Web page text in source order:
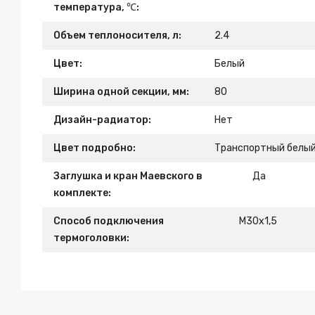
температура, ℃:
Объем теплоносителя, л: 2.4
Цвет: Белый
Ширина одной секции, мм: 80
Дизайн-радиатор: Нет
Цвет подробно: Транспортный
Заглушка и кран Маевского в
комплекте:
Да
Способ подключения
термоголовки:
М30х1,5